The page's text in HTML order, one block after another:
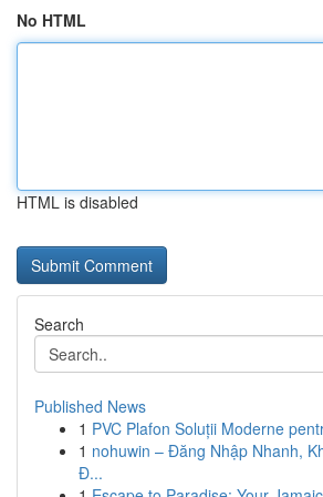
No HTML
HTML is disabled
Search
Published News
1 PVC Plafon Soluții Moderne
1 nohuwin – Đăng Nhập Nhanh,
Đ...